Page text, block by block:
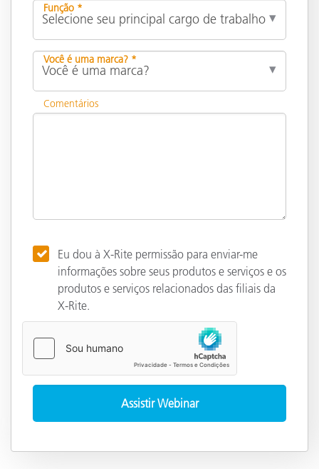
Função *
Você é uma marca? *
Comentários
Eu dou à X-Rite permissão para enviar-me
informações sobre seus produtos e serviços e os
produtos e serviços relacionados das filiais da
X-Rite.